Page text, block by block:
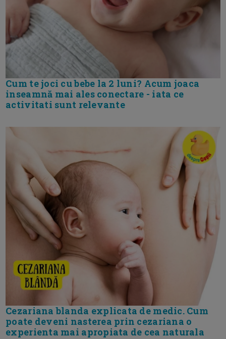
Cum te joci cu bebe la 2 luni? Acum joaca
inseamnă mai ales conectare - iata ce
activitati sunt relevante
Cezariana blanda explicata de medic. Cum
poate deveni nasterea prin cezariana o
experienta mai apropiata de cea naturala